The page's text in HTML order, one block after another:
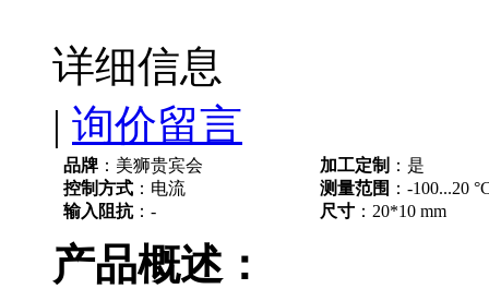
详细信息
| 询价留言
品牌 ：美狮贵宾会 加工定制 ：是
控制方式 ：电流 测量范围 ：-100...20
输入阻抗：- 尺寸 ：20*10 mm
产品概述：